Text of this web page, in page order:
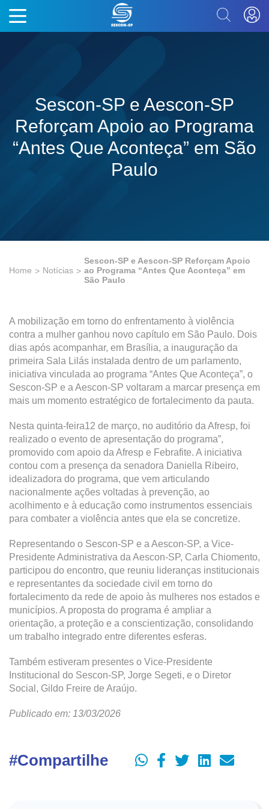
Sescon-SP e Aescon-SP
Reforçam Apoio ao Programa
“Antes Que Aconteça” em São
Paulo
Home Notícias
Sescon-SP e Aescon-SP Reforçam Apoio
ao Programa “Antes Que Aconteça” em
São Paulo
A mobilização em torno do enfrentamento à violência
contra a mulher ganhou novo capítulo em São Paulo. Dois
dias após acompanhar, em Brasília, a inauguração da
primeira Sala Lilás instalada dentro de um parlamento,
iniciativa vinculada ao programa “Antes Que Aconteça”, o
Sescon-SP e a Aescon-SP voltaram a marcar presença em
mais um momento estratégico de fortalecimento da pauta.
Nesta quinta-feira12 de março, no auditório da Afresp, foi
realizado o evento de apresentação do programa”,
promovido com apoio da Afresp e Febrafite. A iniciativa
contou com a presença da senadora Daniella Ribeiro,
idealizadora do programa, que vem articulando
nacionalmente ações voltadas à prevenção, ao
acolhimento e à educação como instrumentos essenciais
para combater a violência antes que ela se concretize.
Representando o Sescon-SP e a Aescon-SP, a Vice-
Presidente Administrativa da Aescon-SP, Carla Chiomento,
participou do encontro, que reuniu lideranças institucionais
e representantes da sociedade civil em torno do
fortalecimento da rede de apoio às mulheres nos estados e
municípios. A proposta do programa é ampliar a
orientação, a proteção e a conscientização, consolidando
um trabalho integrado entre diferentes esferas.
Também estiveram presentes o Vice-Presidente
Institucional do Sescon-SP, Jorge Segeti, e o Diretor
Social, Gildo Freire de Araújo.
Publicado em: 13/03/2026
#Compartilhe